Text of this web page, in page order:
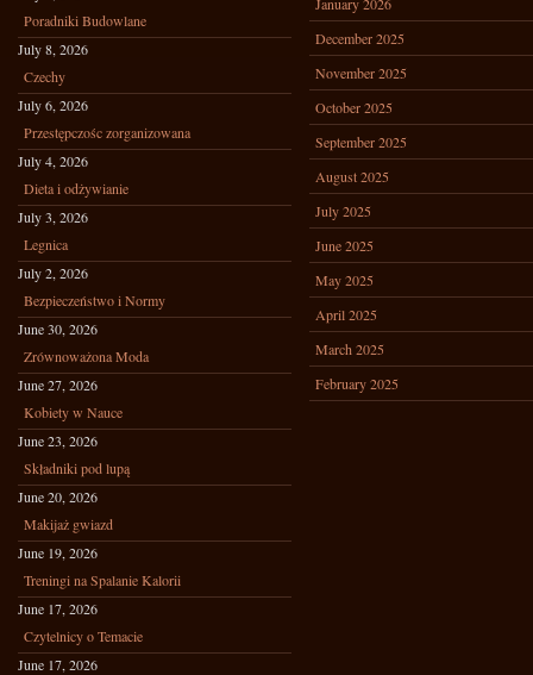
Poradniki Budowlane
July 8, 2026
Czechy
July 6, 2026
Przestępczośc zorganizowana
July 4, 2026
Dieta i odżywianie
July 3, 2026
Legnica
July 2, 2026
Bezpieczeństwo i Normy
June 30, 2026
Zrównoważona Moda
June 27, 2026
Kobiety w Nauce
June 23, 2026
Składniki pod lupą
June 20, 2026
Makijaż gwiazd
June 19, 2026
Treningi na Spalanie Kalorii
June 17, 2026
Czytelnicy o Temacie
June 17, 2026
December 2025
November 2025
October 2025
September 2025
August 2025
July 2025
June 2025
May 2025
April 2025
March 2025
February 2025